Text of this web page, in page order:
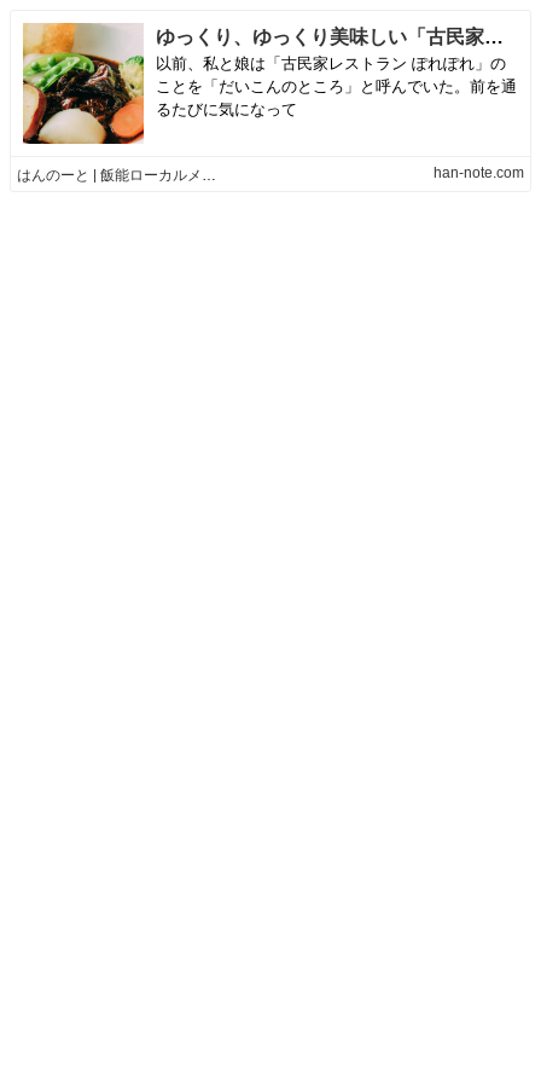
ゆっくり、ゆっくり美味しい「古民家レストラン ぽれぽれ」 | はんのーと | 飯能ローカルメディア
以前、私と娘は「古民家レストラン ぽれぽれ」の
ことを「だいこんのところ」と呼んでいた。前を通
るたびに気になって
はんのーと | 飯能ローカルメディア han-note.com